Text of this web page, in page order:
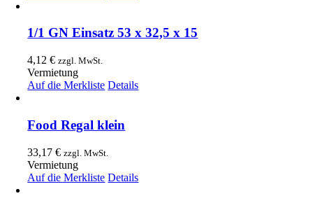
1/1 GN Einsatz 53 x 32,5 x 15
4,12€ zzgl. MwSt.
Vermietung
Auf die Merkliste Details
Food Regal klein
33,17€ zzgl. MwSt.
Vermietung
Auf die Merkliste Details